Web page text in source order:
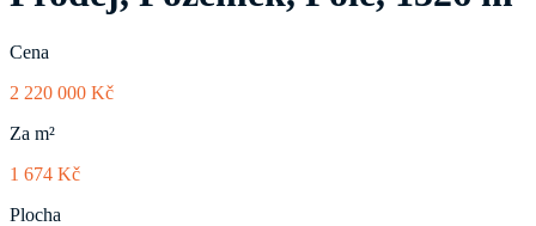
Cena
2 220 000 Kč
Za m²
1 674 Kč
Plocha